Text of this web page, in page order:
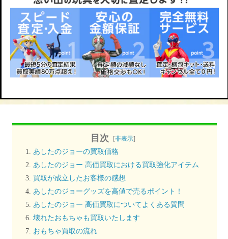
目次 [非表示]
あしたのジョーの買取価格
あしたのジョー 高価買取における買取強化アイテム
買取が成立したお客様の感想
あしたのジョーグッズを高値で売るポイント！
あしたのジョー 高価買取についてよくある質問
壊れたおもちゃも買取いたします
おもちゃ買取の流れ